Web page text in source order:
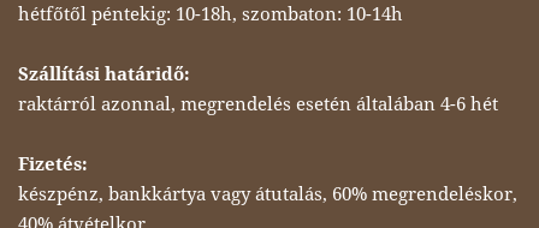
hétfőtől péntekig: 10-18h, szombaton: 10-14h
Szállítási határidő:
raktárról azonnal, megrendelés esetén általában 4-6 hét
Fizetés:
készpénz, bankkártya vagy átutalás, 60% megrendeléskor,